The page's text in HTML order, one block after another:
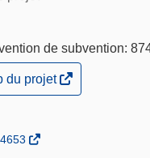
de subvention:
du projet